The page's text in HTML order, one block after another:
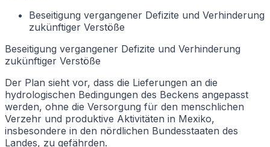
Beseitigung vergangener Defizite und Verhinderung
zukünftiger Verstöße
Beseitigung vergangener Defizite und Verhinderung
zukünftiger Verstöße
Der Plan sieht vor, dass die Lieferungen an die
hydrologischen Bedingungen des Beckens angepasst
werden, ohne die Versorgung für den menschlichen
Verzehr und produktive Aktivitäten in Mexiko,
insbesondere in den nördlichen Bundesstaaten des
Landes, zu gefährden.